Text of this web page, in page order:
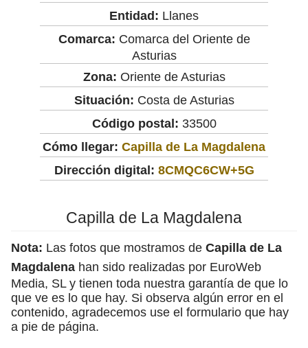
Entidad: Llanes
Comarca: Comarca del Oriente de
Asturias
Zona: Oriente de Asturias
Situación: Costa de Asturias
Código postal: 33500
Cómo llegar: Capilla de La Magdalena
Dirección digital: 8CMQC6CW+5G
Capilla de La Magdalena
Nota: Las fotos que mostramos de Capilla de La
Magdalena han sido realizadas por EuroWeb
Media, SL y tienen toda nuestra garantía de que lo
que ve es lo que hay. Si observa algún error en el
contenido, agradecemos use el formulario que hay
a pie de página.